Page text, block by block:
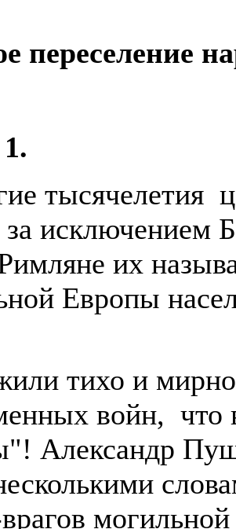
переселение
тысячелетия
исключением
их
Европы
тихо и
войн, что
Александр
врагов